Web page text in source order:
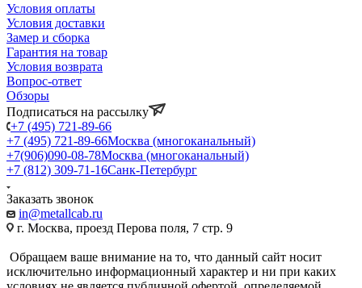
Условия оплаты
Условия доставки
Замер и сборка
Гарантия на товар
Условия возврата
Вопрос-ответ
Обзоры
Подписаться на рассылку
+7 (495) 721-89-66
+7 (495) 721-89-66Москва (многоканальный)
+7(906)090-08-78Москва (многоканальный)
+7 (812) 309-71-16Санк-Петербург
Заказать звонок
in@metallcab.ru
г. Москва, проезд Перова поля, 7 стр. 9
Обращаем ваше внимание на то, что данный сайт носит
исключительно информационный характер и ни при каких